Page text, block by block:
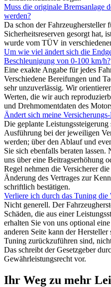
Muss die originale Bremsanlage
werden?
Da schon der Fahrzeughersteller
Sicherheitsreserven gesorgt hat,
wurde vom TÜV in
Um wie viel ändert sich die
Beschleunigung von 0-100 km/h?
Eine exakte Angabe für jedes
Verschiedene Bereifungen und
sehr unzuverlässig. Wir
Werten, die wir auch
und Drehmomentdaten des
Ändert sich meine
Die geplante
Ausführung bei der jeweiligen
werden; über den Ablauf und
Sie sich ebenfalls beraten
uns über eine Beitragserhöhung
Regel nehmen die Versicherer
Änderung des Vertrages zur
schriftlich bestätigen.
Verliere ich durch das Tuning die
Nicht generell. Der
Schäden, die aus einer
erhalten Sie von uns optional
anderen Seite kann der
Tuning zurückzuführen sind,
Das schreibt der Gesetzgeber
Gewährleistungsrecht vor.
Ihr Weg zu mehr